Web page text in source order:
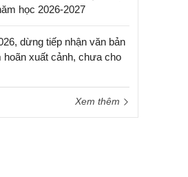
học 2026-2027
dừng tiếp nhận văn bản
hoãn xuất cảnh, chưa cho
Xem thêm